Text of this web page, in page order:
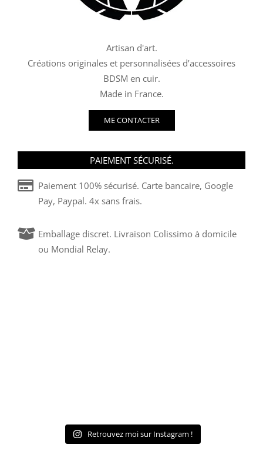
Artisan d'art.
Créations originales et personnalisées d’accessoires
BDSM en cuir.
Made in France.
ME CONTACTER
PAIEMENT SÉCURISÉ.
Paiement 100% sécurisé. Carte bancaire, Google
Pay, Paypal. 4x sans frais.
Emballage discret. Livraison Colissimo à domicile
ou Mondial Relay.
Retrouvez moi sur Instagram !